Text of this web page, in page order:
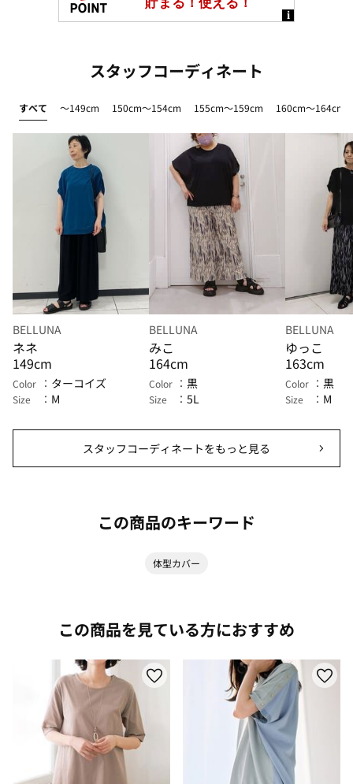
スタッフコーディネート
すべて ～149cm 150cm～154cm 155cm～159cm 160cm～164cm
BELLUNA
ネネ
149cm
Color ターコイズ
Size M
BELLUNA
みこ
164cm
Color 黒
Size 5L
BELLUNA
ゆっこ
163cm
Color 黒
Size M
スタッフコーディネートをもっと見る
この商品のキーワード
体型カバー
この商品を見ている方におすすめ